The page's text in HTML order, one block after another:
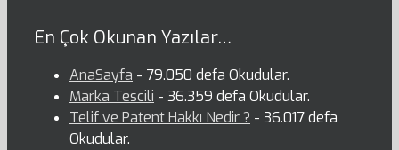
En Çok Okunan Yazılar…
AnaSayfa - 79.050 defa Okudular.
Marka Tescili - 36.359 defa Okudular.
Telif ve Patent Hakkı Nedir ? - 36.017 defa
Okudular.